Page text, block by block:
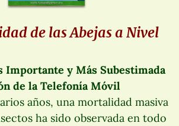
de las Abejas a Nivel
Importante y Más Subestimada
de la Telefonía Móvil
años, una mortalidad masiva
ha sido observada en todo